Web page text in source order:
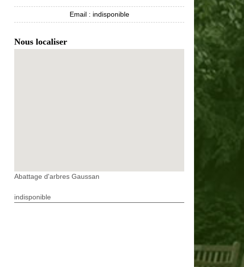
Email : indisponible
Nous localiser
Abattage d'arbres Gaussan
indisponible